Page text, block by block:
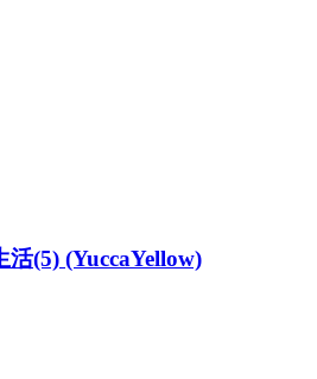
(5) (YuccaYellow)